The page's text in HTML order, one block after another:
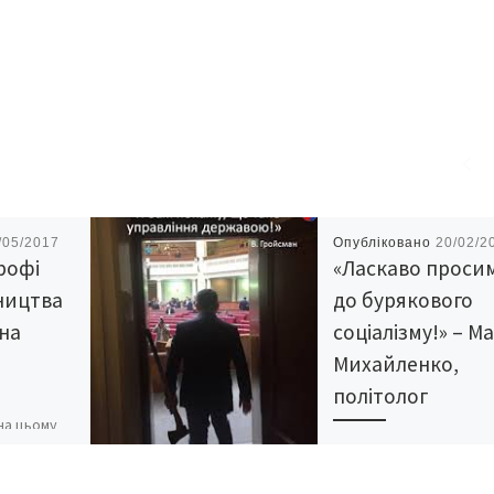
2017
цьому
Опубліковано 20/02/
«Ласкаво
до бурякового
соціалізму!» –
Михайленко,
політолог